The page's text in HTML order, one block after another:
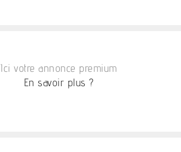
Ici votre annonce premium
En savoir plus ?